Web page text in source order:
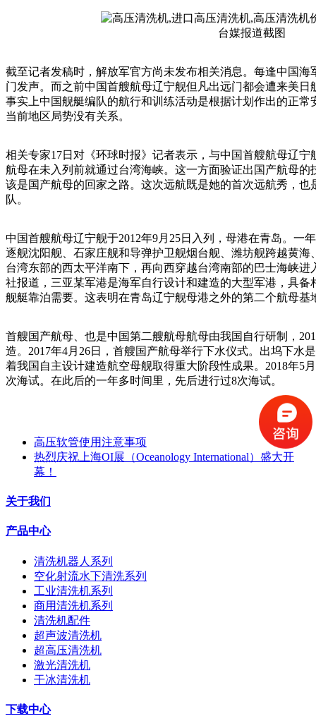
台媒报道截图
截至记者发稿时，解放军官方尚未发布相关消息。每逢中国
门发声。而之前中国首艘航母辽宁舰但凡出远门都会遭来美
事实上中国舰艇编队的航行和训练活动是根据计划作出的正
当前地区局势没有关系。
相关专家17日对《环球时报》记者表示，与中国首艘航母辽
航母在未入列前就通过台湾海峡。这一方面验证出国产航母
该是国产航母的回家之路。这次远航既是她的首次远航秀，
队。
中国首艘航母辽宁舰于2012年9月25日入列，母港在青岛。一
逐舰沈阳舰、石家庄舰和导弹护卫舰烟台舰、潍坊舰跨越黄
台湾东部的西太平洋南下，再向西穿越台湾南部的巴士海峡
社报道，三亚某军港是海军自行设计和建造的大型军港，具
舰艇靠泊需要。这表明在青岛辽宁舰母港之外的第二个航母
首艘国产航母、也是中国第二艘航母航母由我国自行研制，
造。2017年4月26日，首艘国产航母举行下水仪式。出坞下水
着我国自主设计建造航空母舰取得重大阶段性成果。2018年5
次海试。在此后的一年多时间里，先后进行过8次海试。
高压软管使用注意事项
热烈庆祝上海OI展（Oceanology International）盛大开
幕！
关于我们
产品中心
清洗机器人系列
空化射流水下清洗系列
工业清洗机系列
商用清洗机系列
清洗机配件
超声波清洗机
超高压清洗机
激光清洗机
干冰清洗机
下载中心